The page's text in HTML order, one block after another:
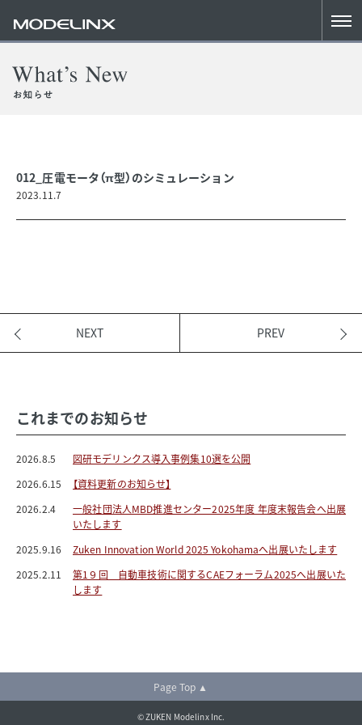
012_圧電モータ（π型）のシミュレーション
2023.11.7
NEXT PREV
これまでのお知らせ
2026.8.5
図研モデリンクス導入事例集10選を公開
2026.6.15
【資料更新のお知らせ】
2026.2.4
一般社団法人MBD推進センター2025年度 年度末報告会へ出展
いたします
2025.9.16
Zuken Innovation World 2025 Yokohamaへ出展いたします
2025.2.11
第1９回 自動車技術に関するCAEフォーラム2025へ出展いた
します
Page Top ▲
© ZUKEN Modelinx Inc.